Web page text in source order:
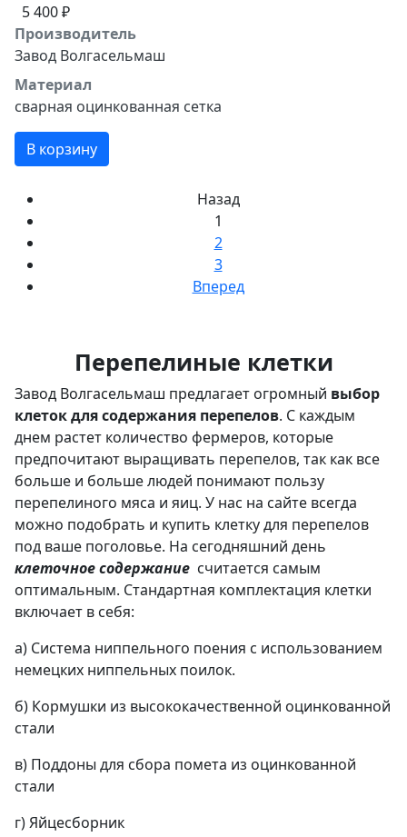
5 400 ₽
Производитель
Завод Волгасельмаш
Материал
сварная оцинкованная сетка
В корзину
Назад
1
2
3
Вперед
Перепелиные клетки
Завод Волгасельмаш предлагает огромный выбор
клеток для содержания перепелов. С каждым
днем растет количество фермеров, которые
предпочитают выращивать перепелов, так как все
больше и больше людей понимают пользу
перепелиного мяса и яиц. У нас на сайте всегда
можно подобрать и купить клетку для перепелов
под ваше поголовье. На сегодняшний день
клеточное содержание считается самым
оптимальным. Стандартная комплектация клетки
включает в себя:
а) Система ниппельного поения с использованием
немецких ниппельных поилок.
б) Кормушки из высококачественной оцинкованной
стали
в) Поддоны для сбора помета из оцинкованной
стали
г) Яйцесборник